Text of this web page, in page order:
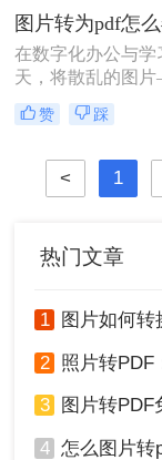
主，小编深知职场
换工具的渴求，
法，帮你轻松解决
在数字化办公与学
天，将散乱的图
文档、手机拍摄的
照片——整合成一
求。PDF格式因
定、易于传输和
感到无所适从。
赞 踩
< 1
热门文章
1 图片如何转换
2 照片转PDF：
3 图片转PDF免费
4 怎么图片转pdf？